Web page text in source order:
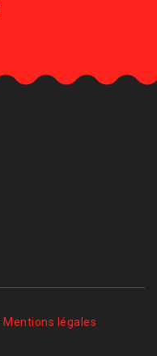
Mentions légales